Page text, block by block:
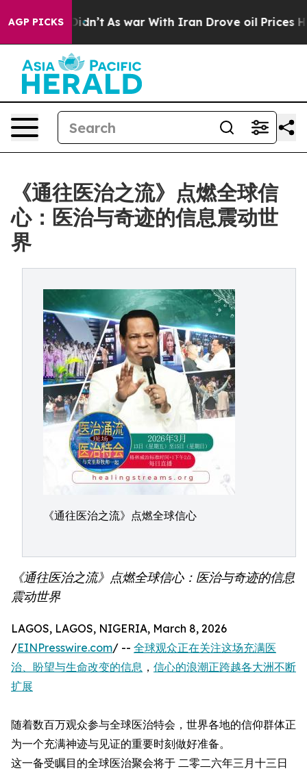
AGP PICKS
it Didn’t As war With Iran Drove oil Prices
《通往医治之流》点燃全球信
心：医治与奇迹的信息震动世
界
《通往医治之流》点燃全球信心
《通往医治之流》点燃全球信心：医治与奇迹的信息
震动世界
LAGOS, LAGOS, NIGERIA, March 8, 2026
/EINPresswire.com/ -- 全球观众正在关注这场充满医
治、盼望与生命改变的信息 ， 信心的浪潮正跨越各大洲不断
扩展
随着数百万观众参与全球医治特会，世界各地的信仰群体正
为一个充满神迹与见证的重要时刻做好准备。
这一备受瞩目的全球医治聚会将于 二零二六年三月十三日